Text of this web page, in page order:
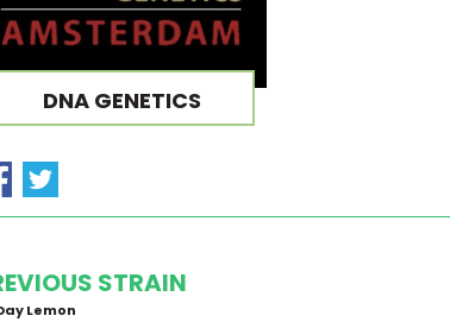
DNA GENETICS
STRAIN
Lemon